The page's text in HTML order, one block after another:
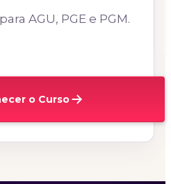
AGU, PGE e PGM.
o Curso